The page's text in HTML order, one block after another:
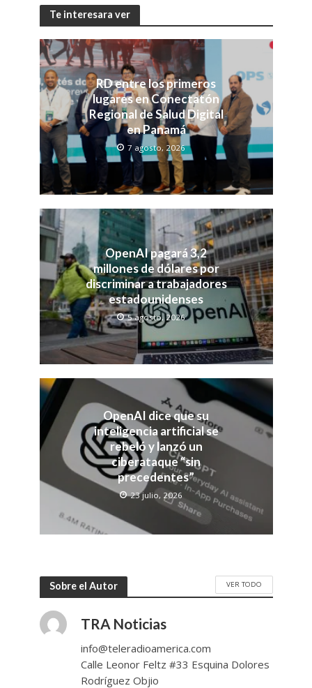
Te interesara ver
RD entre los primeros
lugares en Conectatón
Regional de Salud Digital
en Panamá
7 agosto, 2026
OpenAI pagará 3,2
millones de dólares por
discriminar a trabajadores
estadounidenses
5 agosto, 2026
OpenAI dice que su
inteligencia artificial se
rebeló y lanzó un
ciberataque “sin
precedentes”
23 julio, 2026
Sobre el Autor VER TODO
TRA Noticias
info@teleradioamerica.com
Calle Leonor Feltz #33 Esquina Dolores
Rodríguez Objio